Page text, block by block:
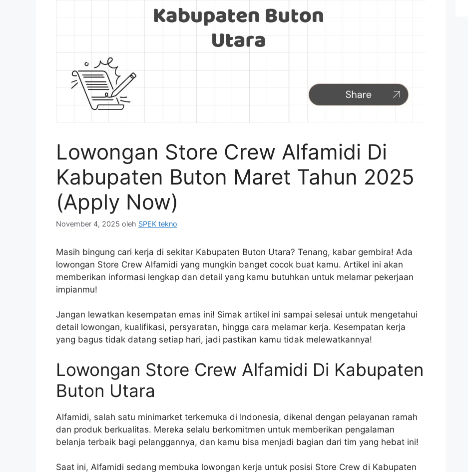
Lowongan Store Crew Alfamidi Di
Kabupaten Buton Maret Tahun 2025
(Apply Now)
November 4, 2025 oleh SPEK tekno
Masih bingung cari kerja di sekitar Kabupaten Buton Utara? Tenang, kabar gembira! Ada
lowongan Store Crew Alfamidi yang mungkin banget cocok buat kamu. Artikel ini akan
memberikan informasi lengkap dan detail yang kamu butuhkan untuk melamar pekerjaan
impianmu!
Jangan lewatkan kesempatan emas ini! Simak artikel ini sampai selesai untuk mengetahui
detail lowongan, kualifikasi, persyaratan, hingga cara melamar kerja. Kesempatan kerja
yang bagus tidak datang setiap hari, jadi pastikan kamu tidak melewatkannya!
Lowongan Store Crew Alfamidi Di Kabupaten
Buton Utara
Alfamidi, salah satu minimarket terkemuka di Indonesia, dikenal dengan pelayanan ramah
dan produk berkualitas. Mereka selalu berkomitmen untuk memberikan pengalaman
belanja terbaik bagi pelanggannya, dan kamu bisa menjadi bagian dari tim yang hebat ini!
Saat ini, Alfamidi sedang membuka lowongan kerja untuk posisi Store Crew di Kabupaten